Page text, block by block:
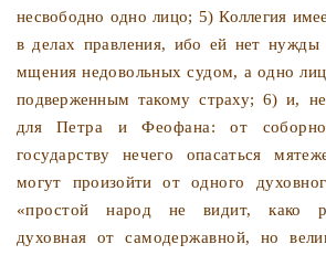
несвободно одно лицо; 5) Коллегия
в делах правления, ибо ей нет нужды
мщения недовольных судом, а одно
подверженным такому страху; 6) и,
для Петра и Феофана: от
государству нечего опасаться
могут произойти от одного
«простой народ не видит, како
духовная от самодержавной, но вели